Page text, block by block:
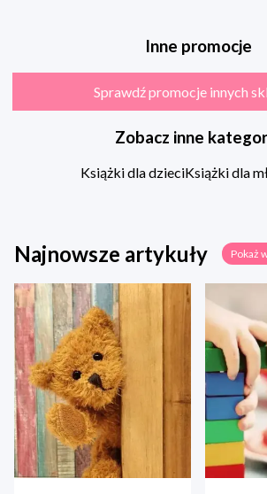
Inne promocje
Sprawdź promocje innych
Zobacz inne
Książki dla dzieciKsiążki dla
Najnowsze artykuły Pokaż